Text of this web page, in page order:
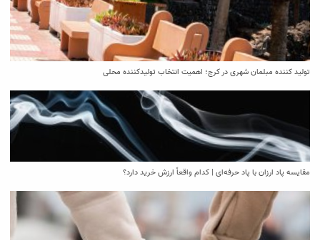
تولید کننده مبلمان شهری در کرج؛ اهمیت انتخاب تولیدکننده محلی
مقایسه پاد ارزان با پاد حرفه‌ای | کدام واقعاً ارزش خرید دارد؟